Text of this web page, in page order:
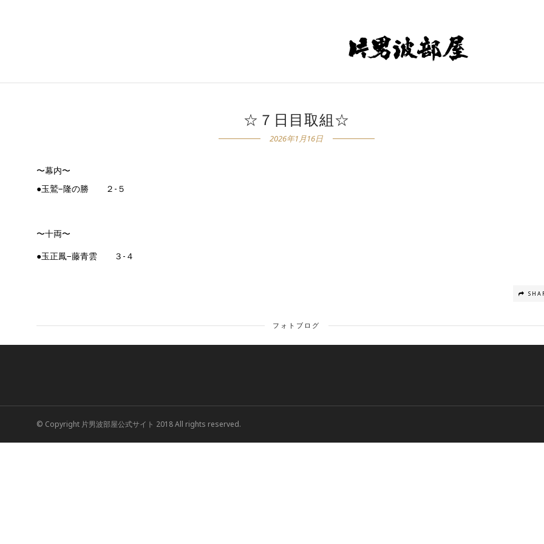
☆７日目取組☆
2026年1月16日
〜幕内〜
●玉鷲−隆の勝 ２-５
〜十両〜
●玉正鳳−藤青雲 ３-４
フォトブログ
© Copyright 片男波部屋公式サイト 2018 All rights reserved.